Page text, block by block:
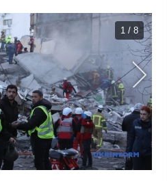
1 / 8